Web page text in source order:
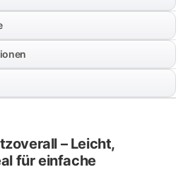
– Leicht,
für einfache